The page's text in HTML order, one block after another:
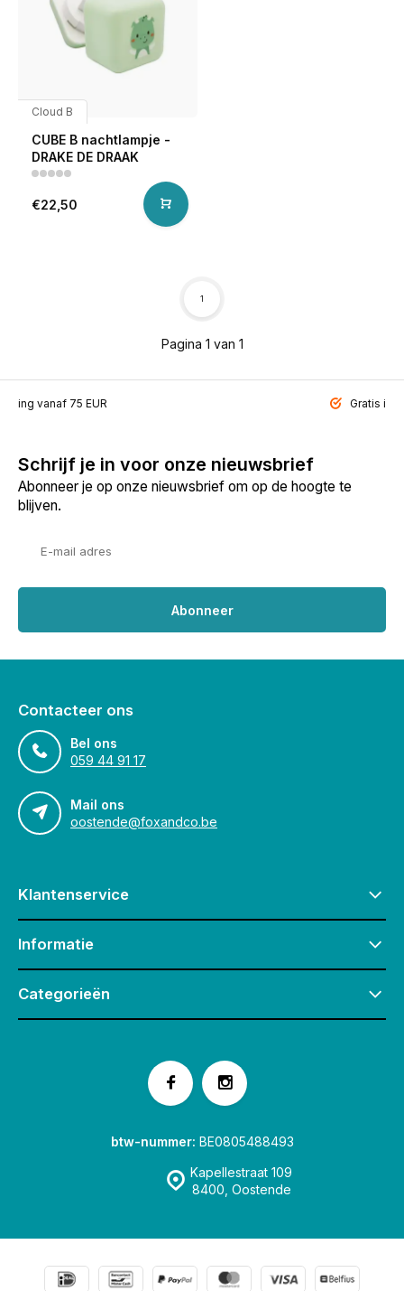
Cloud B
CUBE B nachtlampje -
DRAKE DE DRAAK
€22,50
Pagina 1 van 1
1
vanaf 75 EUR Gratis
Schrijf je in voor onze nieuwsbrief
Abonneer je op onze nieuwsbrief om op de hoogte te
blijven.
Abonneer
Contacteer ons
Bel ons
059 44 91 17
Mail ons
oostende@foxandco.be
Klantenservice
Informatie
Categorieën
Kapellestraat 109
8400, Oostende
btw-nummer: BE0805488493